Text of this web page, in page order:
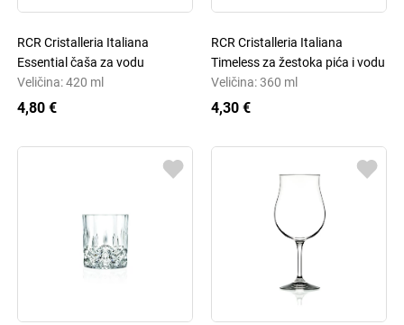
RCR Cristalleria Italiana
Essential čaša za vodu
Veličina: 420 ml
4,80 €
RCR Cristalleria Italiana
Timeless za žestoka pića i vodu
Veličina: 360 ml
4,30 €